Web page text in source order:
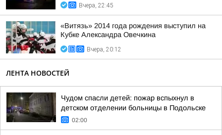
Вчера, 22:45
«Витязь» 2014 года рождения выступил на
Кубке Александра Овечкина
Вчера, 20:12
ЛЕНТА НОВОСТЕЙ
Чудом спасли детей: пожар вспыхнул в
детском отделении больницы в Подольске
02:00